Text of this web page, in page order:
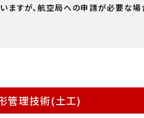
ますが、航空局への申請が必要な
管理技術(土工)